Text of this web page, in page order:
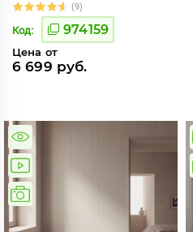
(9)
Код: 974159
Цена от
6 699 руб.